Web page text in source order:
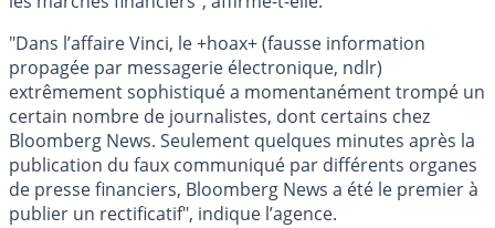
"Dans l’affaire Vinci, le +hoax+ (fausse information
propagée par messagerie électronique, ndlr)
extrêmement sophistiqué a momentanément trompé un
certain nombre de journalistes, dont certains chez
Bloomberg News. Seulement quelques minutes après la
publication du faux communiqué par différents organes
de presse financiers, Bloomberg News a été le premier à
publier un rectificatif", indique l’agence.